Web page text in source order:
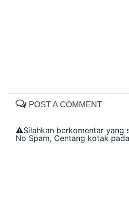
POST A COMMENT
⚠️Silahkan berkomentar yang
No Spam, Centang kotak